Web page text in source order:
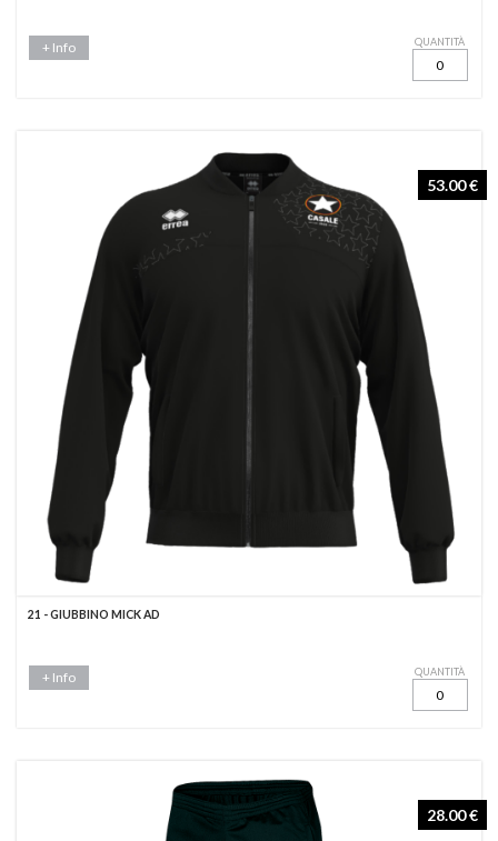
+ Info QUANTITÀ
53.00 €
21 - GIUBBINO MICK AD
+ Info QUANTITÀ
28.00 €